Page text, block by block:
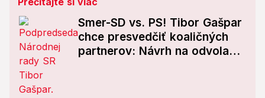
Smer-SD vs. PS! Tibor Gašpar
chce presvedčiť koaličných
partnerov: Návrh na odvolanie